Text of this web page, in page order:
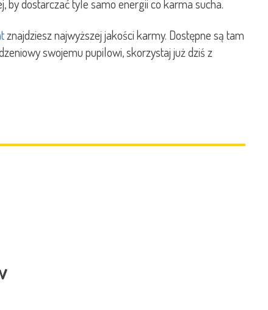
by dostarczać tyle samo energii co karma sucha.
znajdziesz najwyższej jakości karmy. Dostępne są tam
swojemu pupilowi, skorzystaj już dziś z